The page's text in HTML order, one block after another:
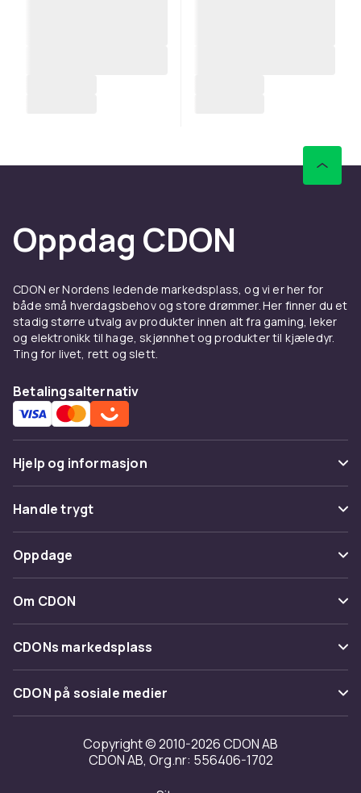
Oppdag CDON
CDON er Nordens ledende markedsplass, og vi er her for
både små hverdagsbehov og store drømmer. Her finner du et
stadig større utvalg av produkter innen alt fra gaming, leker
og elektronikk til hage, skjønnhet og produkter til kjæledyr.
Ting for livet, rett og slett.
Betalingsalternativ
Hjelp og informasjon
Vanlige spørsmål
Spor pakke
Angre & returner her
Kontakt oss
Handle trygt
Betaling
Levering
Tilbakekallinger
Oppdage
Kategorier
Varemerker
Om CDON
Om oss
Kundeanmeldelser
Jobbe på CDON
Investor relations
Tilgjengelighet
CDONs markedsplass
Merchant Help Center
CDON på sosiale medier
Copyright © 2010-2026 CDON AB
CDON AB, Org.nr: 556406-1702